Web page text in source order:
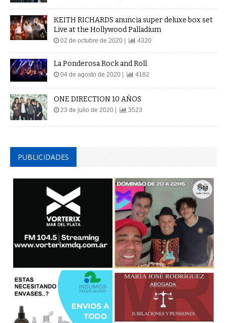
KEITH RICHARDS anuncia super deluxe box set
Live at the Hollywood Palladium
02 de octubre de 2020 | 4320
La Ponderosa Rock and Roll
04 de agosto de 2020 | 4182
ONE DIRECTION 10 AÑOS
23 de julio de 2020 | 3523
PUBLICIDADES